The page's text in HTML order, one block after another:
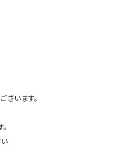
ざいます。